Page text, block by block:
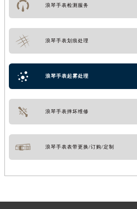
浪琴手表检测服务
浪琴手表划痕处理
浪琴手表起雾处理
浪琴手表摔坏维修
浪琴手表表带更换/订购/定制